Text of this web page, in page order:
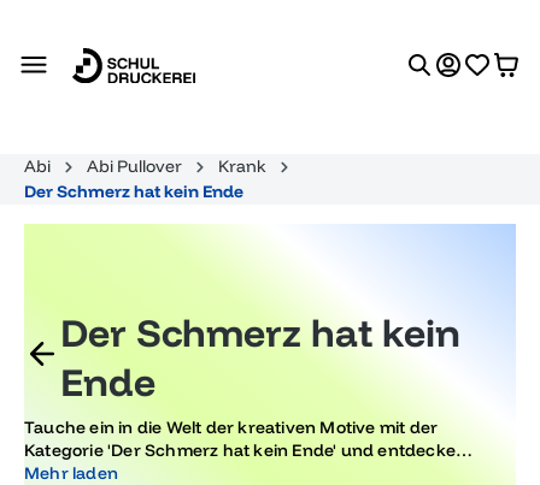
Abi Abi Pullover
Krank
Der Schmerz hat kein Ende
Der Schmerz hat kein
Ende
Tauche ein in die Welt der kreativen Motive mit der
Kategorie 'Der Schmerz hat kein Ende' und entdecke
einzigartige Designs, die das Gefühl des Abschlusses und
Mehr laden